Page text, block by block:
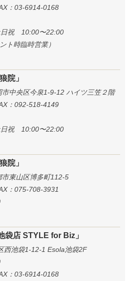
：03-6914-0168
祝 10:00〜22:00
ト時臨時営業）
院」
中央区今泉1-9-12 ハイツ三笠２階
：092-518-4149
祝 10:00〜22:00
院」
東山区博多町112-5
：075-708-3931
袋店 STYLE for Biz」
西池袋1-12-1 Esola池袋2F
：03-6914-0168